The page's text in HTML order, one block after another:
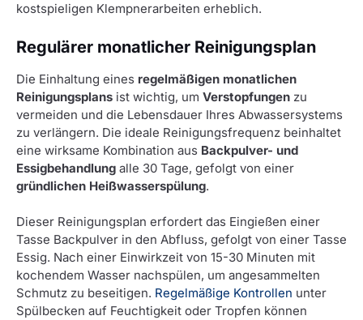
kostspieligen Klempnerarbeiten erheblich.
Regulärer monatlicher Reinigungsplan
Die Einhaltung eines regelmäßigen monatlichen
Reinigungsplans ist wichtig, um Verstopfungen zu
vermeiden und die Lebensdauer Ihres Abwassersystems
zu verlängern. Die ideale Reinigungsfrequenz beinhaltet
eine wirksame Kombination aus Backpulver- und
Essigbehandlung alle 30 Tage, gefolgt von einer
gründlichen Heißwasserspülung.
Dieser Reinigungsplan erfordert das Eingießen einer
Tasse Backpulver in den Abfluss, gefolgt von einer Tasse
Essig. Nach einer Einwirkzeit von 15-30 Minuten mit
kochendem Wasser nachspülen, um angesammelten
Schmutz zu beseitigen. Regelmäßige Kontrollen unter
Spülbecken auf Feuchtigkeit oder Tropfen können